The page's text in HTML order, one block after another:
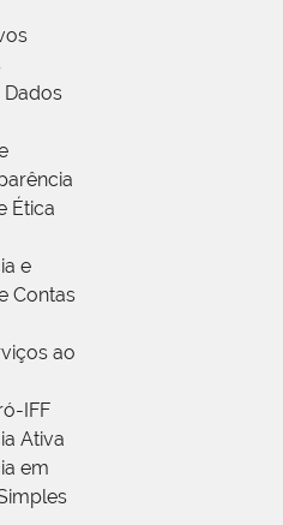
Dados
Ética
e
Contas
ao
IFF
Ativa
em